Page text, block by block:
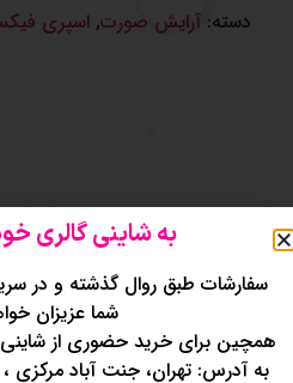
دسته: آرایش صورت, اسپری
توضیحات نظرات (0)
اسپری فیکس بستنی
افزایش ماندگاری میکاپ در
ماسیدگی و چرب و پخش شدن
به شاینی گالری
سفارشات طبق روال گذشته و در
شما عزیزان
همچین برای خرید حضوری از شاینی